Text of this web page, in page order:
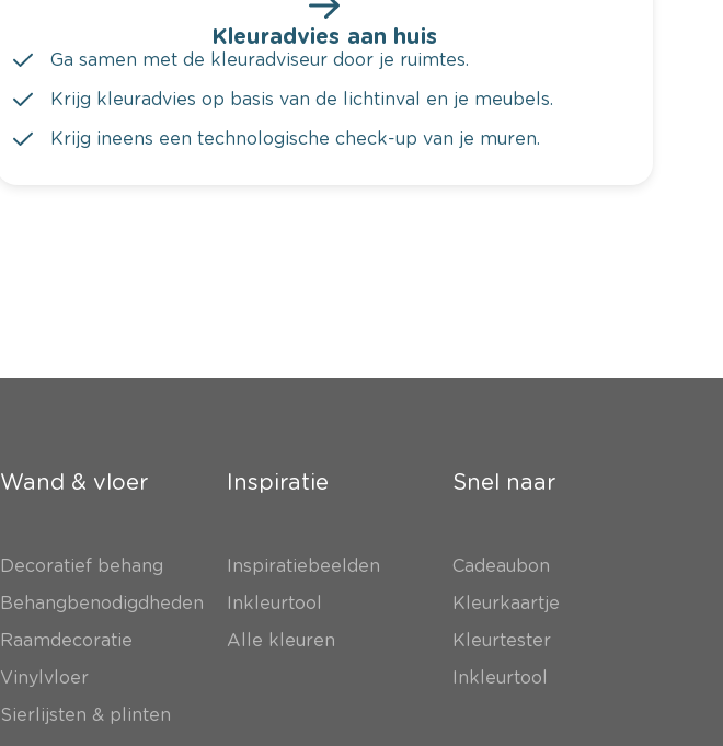
Kleuradvies aan huis
Ga samen met de kleuradviseur door je ruimtes.
Krijg kleuradvies op basis van de lichtinval en je meubels.
Krijg ineens een technologische check-up van je muren.
Wand & vloer
Decoratief behang
Behangbenodigdheden
Raamdecoratie
Vinylvloer
Sierlijsten & plinten
Inspiratie
Inspiratiebeelden
Inkleurtool
Alle kleuren
Snel naar
Cadeaubon
Kleurkaartje
Kleurtester
Inkleurtool